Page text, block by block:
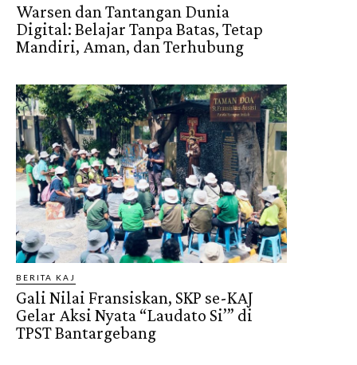
Warsen dan Tantangan Dunia
Digital: Belajar Tanpa Batas, Tetap
Mandiri, Aman, dan Terhubung
BERITA KAJ
Gali Nilai Fransiskan, SKP se-KAJ
Gelar Aksi Nyata “Laudato Si’” di
TPST Bantargebang